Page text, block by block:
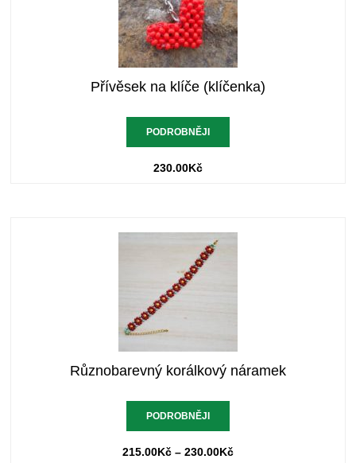
Přívěsek na klíče (klíčenka)
PODROBNĚJI
230.00Kč
Různobarevný korálkový náramek
PODROBNĚJI
215.00Kč – 230.00Kč